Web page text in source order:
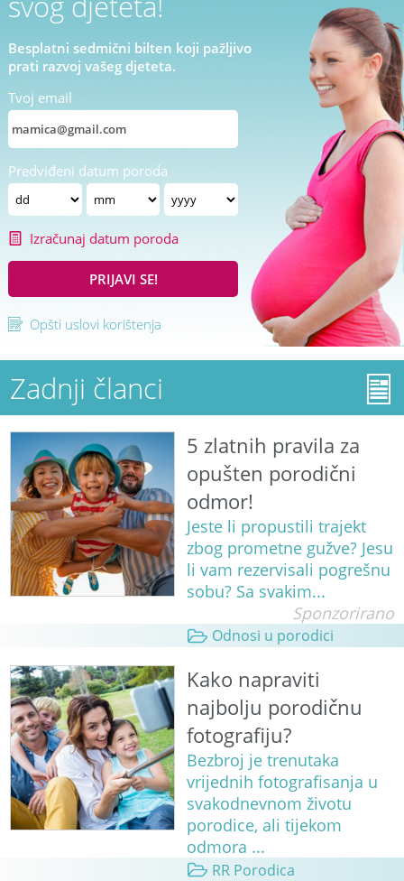
Besplatni sedmični bilten koji pažljivo
prati razvoj vašeg djeteta.
Tvoj email
Predviđeni datum poroda
Izračunaj datum poroda
PRIJAVI SE!
Opšti uslovi korištenja
Zadnji članci
5 zlatnih pravila za
opušten porodični
odmor!
Jeste li propustili trajekt
zbog prometne gužve? Jesu
li vam rezervisali pogrešnu
sobu? Sa svakim...
Sponzorirano
Odnosi u porodici
Kako napraviti
najbolju porodičnu
fotografiju?
Bezbroj je trenutaka
vrijednih fotografisanja u
svakodnevnom životu
porodice, ali tijekom
odmora ...
RR Porodica